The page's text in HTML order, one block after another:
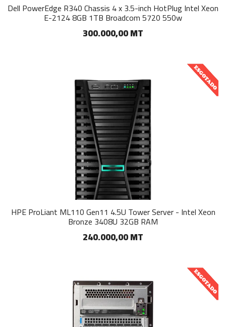
Dell PowerEdge R340 Chassis 4 x 3.5-inch HotPlug Intel Xeon
E-2124 8GB 1TB Broadcom 5720 550w
300.000,00 MT
HPE ProLiant ML110 Gen11 4.5U Tower Server - Intel Xeon
Bronze 3408U 32GB RAM
240.000,00 MT